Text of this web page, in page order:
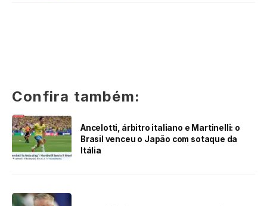
Confira também:
Ancelotti, árbitro italiano e Martinelli: o
Brasil venceu o Japão com sotaque da
Itália